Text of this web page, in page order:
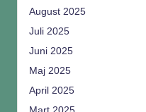
August 2025
Juli 2025
Juni 2025
Maj 2025
April 2025